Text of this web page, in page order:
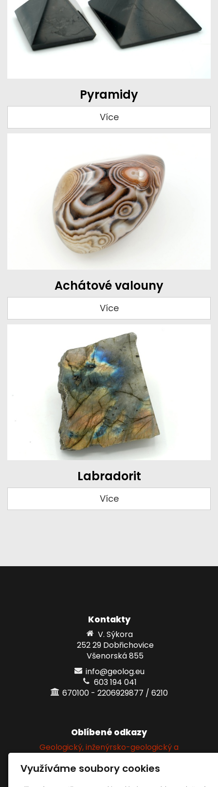
Pyramidy
Více
Achátové valouny
Více
Labradorit
Více
Kontakty
V. Sýkora
252 29 Dobřichovice
Všenorská 855
info@geolog.eu
603 194 041
670100 - 2206929877 / 6210
Oblíbené odkazy
Geologický, inženýrsko-geologický a
Využíváme soubory cookies